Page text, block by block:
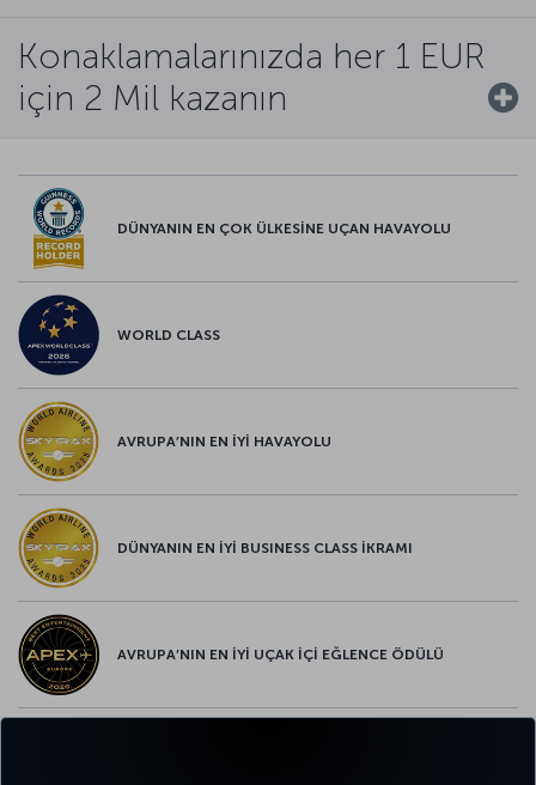
Konaklamalarınızda her 1 EUR
için 2 Mil kazanın
DÜNYANIN EN ÇOK ÜLKESİNE UÇAN HAVAYOLU
WORLD CLASS
AVRUPA’NIN EN İYİ HAVAYOLU
DÜNYANIN EN İYİ BUSINESS CLASS İKRAMI
AVRUPA’NIN EN İYİ UÇAK İÇİ EĞLENCE ÖDÜLÜ